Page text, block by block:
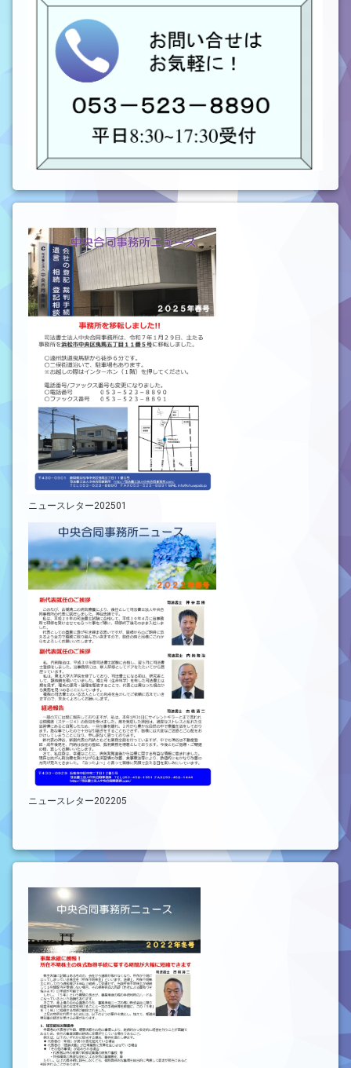
ニュースレター202501
ニュースレター202205